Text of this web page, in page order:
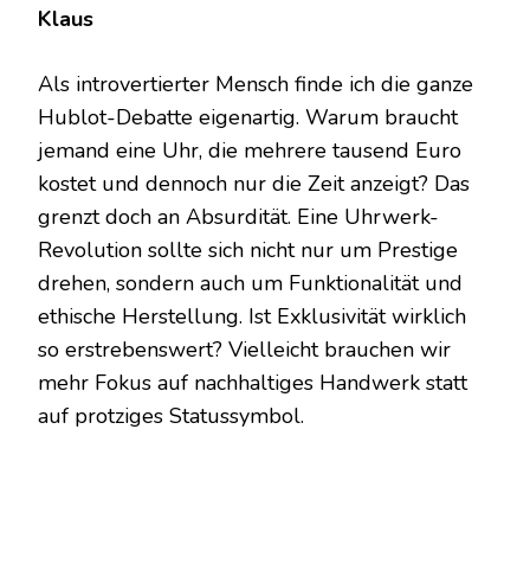
Klaus
Als introvertierter Mensch finde ich die ganze
Hublot-Debatte eigenartig. Warum braucht
jemand eine Uhr, die mehrere tausend Euro
kostet und dennoch nur die Zeit anzeigt? Das
grenzt doch an Absurdität. Eine Uhrwerk-
Revolution sollte sich nicht nur um Prestige
drehen, sondern auch um Funktionalität und
ethische Herstellung. Ist Exklusivität wirklich
so erstrebenswert? Vielleicht brauchen wir
mehr Fokus auf nachhaltiges Handwerk statt
auf protziges Statussymbol.